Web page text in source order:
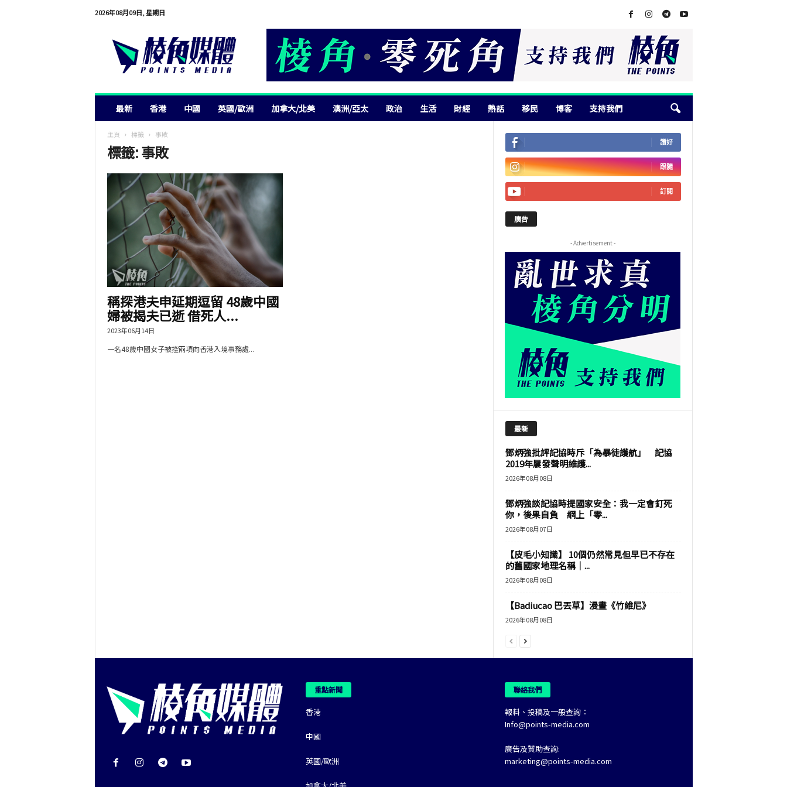
2026年08月09日, 星期日
最新 香港 中國 英國/歐洲 加拿大/北美 澳洲/亞太 政治 生活 財經 熱話 移民 博客 支持我們
主頁 標籤 事敗
標籤: 事敗
稱探港夫申延期逗留 48歲中國
婦被揭夫已逝 借死人...
2023年06月14日
一名48歲中國女子被控兩項向香港入境事務處...
讚好
跟隨
訂閱
廣告
- Advertisement -
最新
鄧炳強批評記協時斥「為暴徒護航」 記協
2019年屢發聲明維護...
2026年08月08日
鄧炳強談記協時提國家安全：我一定會釘死
你，後果自負 網上「零...
2026年08月07日
【皮毛小知識】 10個仍然常見但早已不存在
的舊國家地理名稱｜...
2026年08月08日
【Badiucao 巴丟草】漫畫《竹維尼》
2026年08月08日
重點新聞
香港
中國
英國/歐洲
聯絡我們
報料、投稿及一般查詢：
Info@points-media.com
廣告及贊助查詢:
marketing@points-media.com